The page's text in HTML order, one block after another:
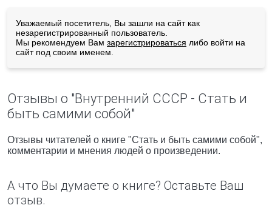
Уважаемый посетитель, Вы зашли на сайт как
незарегистрированный пользователь.
Мы рекомендуем Вам зарегистрироваться либо войти на
сайт под своим именем.
Отзывы о "Внутренний СССР - Стать и
быть самими собой"
Отзывы читателей о книге "Стать и быть самими собой",
комментарии и мнения людей о произведении.
А что Вы думаете о книге? Оставьте Ваш
отзыв.